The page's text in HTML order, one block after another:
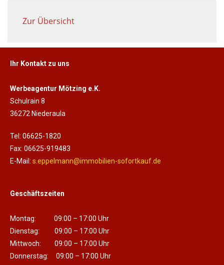
Zur Übersicht
Ihr Kontakt zu uns
Werbeagentur Mötzing e.K.
Schulrain 8
36272 Niederaula
Tel: 06625-1820
Fax: 06625-919483
E-Mail: s.eppelmann@immobilien-sofortkauf.de
Geschäftszeiten
Montag: 09:00 – 17:00 Uhr
Dienstag: 09:00 – 17:00 Uhr
Mittwoch: 09:00 – 17:00 Uhr
Donnerstag: 09:00 – 17:00 Uhr